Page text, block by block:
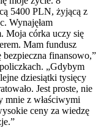
5400 PLN, żyjącą z
Wynajęłam
Moja córka uczy się
Mam fundusz
finansowo,”
„Gdybym
dziesiątki tysięcy
Jest proste, nie
mnie z właściwymi
ceny za wiedzę